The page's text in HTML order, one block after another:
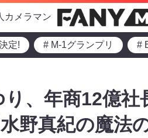
カメラマン
定! # M-1グランプリ #
、年商12億
野真紀の魔法